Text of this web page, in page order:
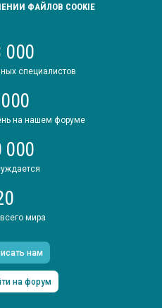
ФАЙЛОВ COOKIE
000
специалистов
на нашем форуме
000
мира
нам
на форум